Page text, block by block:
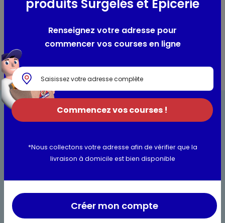
Présentation
Maximo et vous
produits Surgelés et Epicerie
Renseignez votre adresse pour
commencer vos courses en ligne
Commencez vos courses !
*Nous collectons votre adresse afin de vérifier que la
livraison à domicile est bien disponible
Créer mon compte